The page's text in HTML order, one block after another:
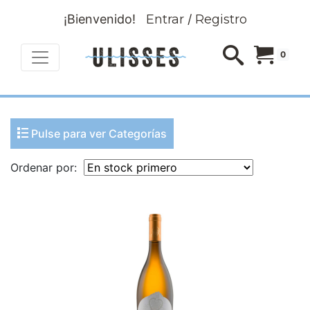
¡Bienvenido! Entrar/ Registro
0
Pulse para ver Categorías
Ordenar por: